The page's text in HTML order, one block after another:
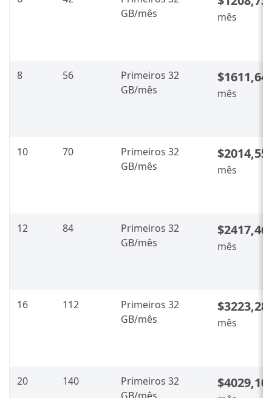
GB/mês
mês
8 56
Primeiros 32
GB/mês
mês
10 70
Primeiros 32
GB/mês
mês
12 84
Primeiros 32
GB/mês
mês
16 112
Primeiros 32
GB/mês
mês
20 140
Primeiros 32